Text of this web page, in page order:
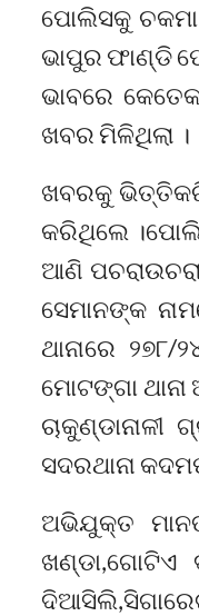
ପୋଲିସକୁ
ଭାପୁର ଫାଣ୍ଡି
ଭାବରେ
ଖବର ମିଳିଥିଲା ।
ଖବରକୁ
କରିଥିଲେ
ଆଣି
ସେମାନଙ୍କ
ଥାନାରେ
ମୋଟଙ୍ଗା
ସଦରଥାନା
ଅଭିଯୁକ୍ତ